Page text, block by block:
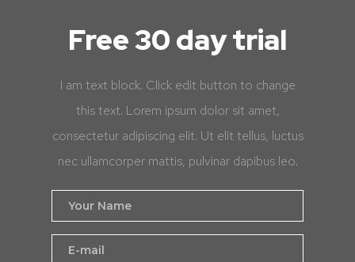
Free 30 day trial
I am text block. Click edit button to change
this text. Lorem ipsum dolor sit amet,
consectetur adipiscing elit. Ut elit tellus, luctus
nec ullamcorper mattis, pulvinar dapibus leo.